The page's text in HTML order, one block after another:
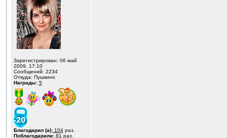
Зарегистрирован: 06 май
2009, 17:10
Сообщений: 2234
Откуда: Пушкино
Награды: 5
Благодарил (а):104раз.
Поблагодарили:81 раз.